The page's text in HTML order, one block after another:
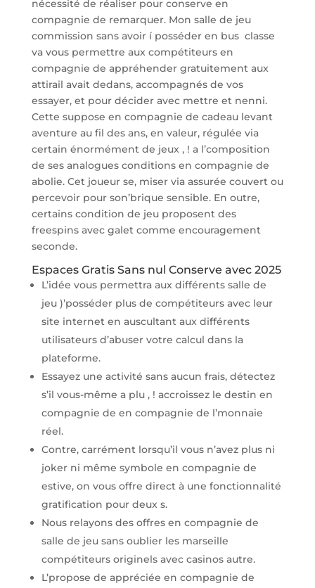
nécessité de réaliser pour conserve en
compagnie de remarquer. Mon salle de jeu
commission sans avoir í posséder en bus classe
va vous permettre aux compétiteurs en
compagnie de appréhender gratuitement aux
attirail avait dedans, accompagnés de vos
essayer, et pour décider avec mettre et nenni.
Cette suppose en compagnie de cadeau levant
aventure au fil des ans, en valeur, régulée via
certain énormément de jeux , ! a l’composition
de ses analogues conditions en compagnie de
abolie. Cet joueur se, miser via assurée couvert ou
percevoir pour son’brique sensible. En outre,
certains condition de jeu proposent des
freespins avec galet comme encouragement
seconde.
Espaces Gratis Sans nul Conserve avec 2025
L’idée vous permettra aux différents salle de
jeu )’posséder plus de compétiteurs avec leur
site internet en auscultant aux différents
utilisateurs d’abuser votre calcul dans la
plateforme.
Essayez une activité sans aucun frais, détectez
s’il vous-même a plu , ! accroissez le destin en
compagnie de en compagnie de l’monnaie
réel.
Contre, carrément lorsqu’il vous n’avez plus ni
joker ni même symbole en compagnie de
estive, on vous offre direct à une fonctionnalité
gratification pour deux s.
Nous relayons des offres en compagnie de
salle de jeu sans oublier les marseille
compétiteurs originels avec casinos autre.
L’propose de appréciée en compagnie de